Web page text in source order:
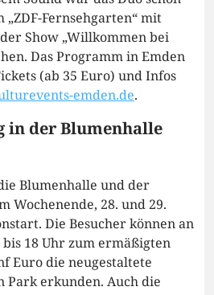
„ZDF-Fernsehgarten“ mit
Show „Willkommen bei
Das Programm in Emden
(ab 35 Euro) und Infos
emden.de.
in der Blumenhalle
Blumenhalle und der
Wochenende, 28. und 29.
Die Besucher können an
18 Uhr zum ermäßigten
Euro die neugestaltete
Park erkunden. Auch die